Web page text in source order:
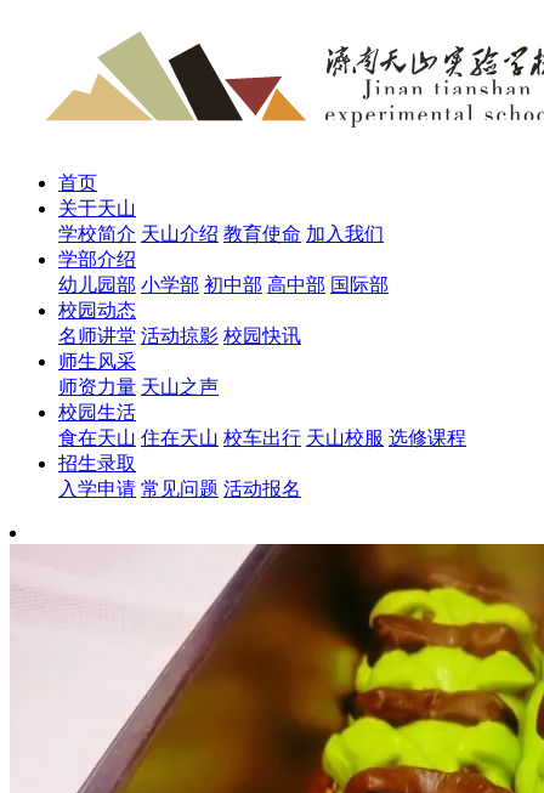
首页
关于天山
学校简介 天山介绍 教育使命 加入我们
学部介绍
幼儿园部 小学部 初中部 高中部 国际部
校园动态
名师讲堂 活动掠影 校园快讯
师生风采
师资力量 天山之声
校园生活
食在天山 住在天山 校车出行 天山校服 选修课程
招生录取
入学申请 常见问题 活动报名